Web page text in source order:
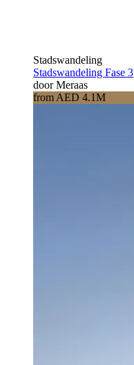
Stadswandeling
Stadswandeling Fase 3
door Meraas
from AED 4.1M